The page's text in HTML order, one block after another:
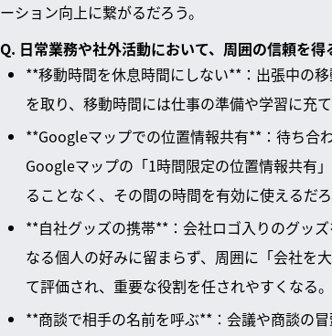
ーション向上に繋がるだろう。
Q. 日常業務や社外活動において、周囲の信頼を
**移動時間を休息時間にしない**：出張中の
を取り、移動時間には仕事の準備や学習に充
**Googleマップでの位置情報共有**：待ち合
Googleマップの「1時間限定の位置情報共有
ることなく、その間の時間を有効に使えるだ
**自社グッズの携帯**：会社ロゴ入りのグッ
なる個人の好みに留まらず、周囲に「会社を
て評価され、重要な役割を任されやすくなる。
**商談で相手の名前を呼ぶ**：会議や商談の